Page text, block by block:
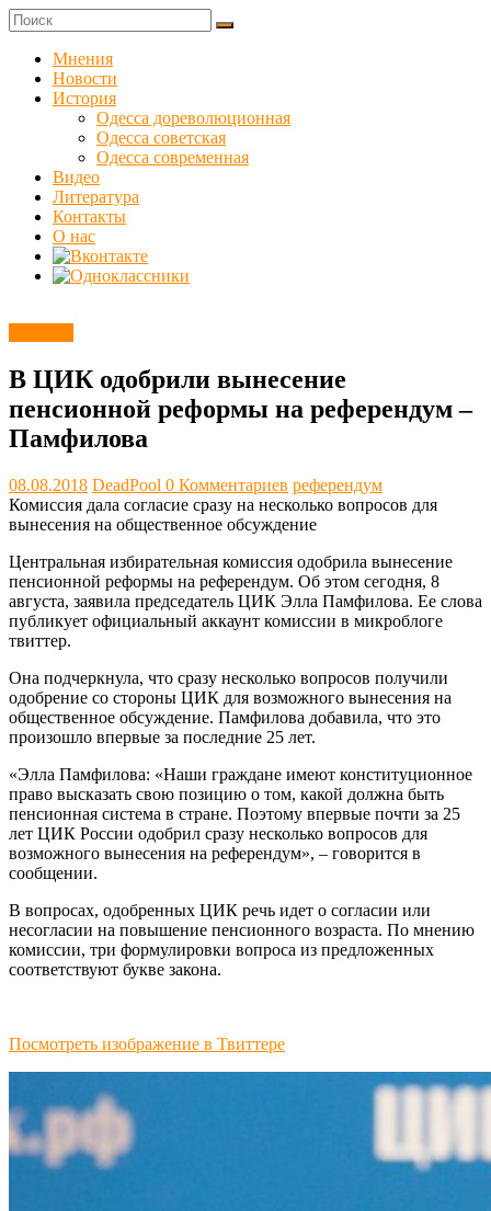
Skip
to
content
Куликовец
Сайт
одесского
сопротивления
Мнения
Новости
История
Одесса дореволюционная
Одесса советская
Одесса современная
Видео
Литература
Контакты
О нас
В ЦИК одобрили вынесение
пенсионной реформы на референдум –
Памфилова
08.08.2018 DeadPool 0 Комментариев референдум
Комиссия дала согласие сразу на несколько вопросов для
вынесения на общественное обсуждение
Центральная избирательная комиссия одобрила вынесение
пенсионной реформы на референдум. Об этом сегодня, 8
августа, заявила председатель ЦИК Элла Памфилова. Ее слова
публикует официальный аккаунт комиссии в микроблоге
твиттер.
Она подчеркнула, что сразу несколько вопросов получили
одобрение со стороны ЦИК для возможного вынесения на
общественное обсуждение. Памфилова добавила, что это
произошло впервые за последние 25 лет.
«Элла Памфилова: «Наши граждане имеют конституционное
право высказать свою позицию о том, какой должна быть
пенсионная система в стране. Поэтому впервые почти за 25
лет ЦИК России одобрил сразу несколько вопросов для
возможного вынесения на референдум», – говорится в
сообщении.
В вопросах, одобренных ЦИК речь идет о согласии или
несогласии на повышение пенсионного возраста. По мнению
комиссии, три формулировки вопроса из предложенных
соответствуют букве закона.
Посмотреть изображение в Твиттере